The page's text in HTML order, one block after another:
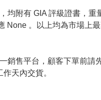
均附有 GIA 評級證書，重
None 。以上均為市場上
銷售平台，顧客下單前
天內交貨。